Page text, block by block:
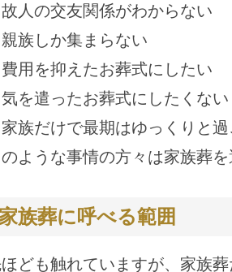
故人の交友関係がわからない
親族しか集まらない
費用を抑えたお葬式にしたい
気を遣ったお葬式にしたくない
家族だけで最期はゆっくりと
ような事情の方々は家族葬を
族葬に呼べる範囲
ども触れていますが、家族